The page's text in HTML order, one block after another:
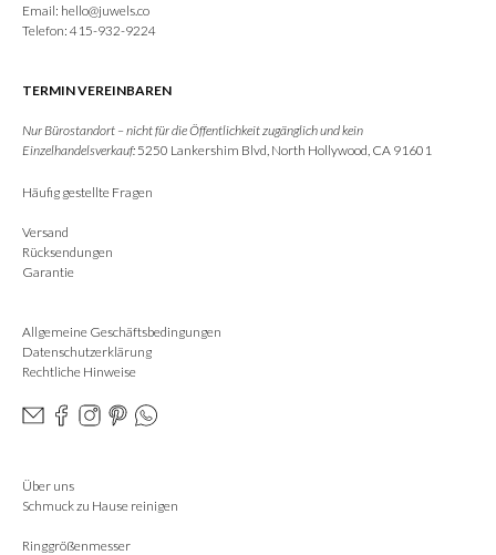
Email: hello@juwels.co
Telefon: 415-932-9224
TERMIN VEREINBAREN
Nur Bürostandort – nicht für die Öffentlichkeit zugänglich und kein
Einzelhandelsverkauf: 5250 Lankershim Blvd, North Hollywood, CA 91601
Häufig gestellte Fragen
Versand
Rücksendungen
Garantie
Allgemeine Geschäftsbedingungen
Datenschutzerklärung
Rechtliche Hinweise
Über uns
Schmuck zu Hause reinigen
Ringgrößenmesser